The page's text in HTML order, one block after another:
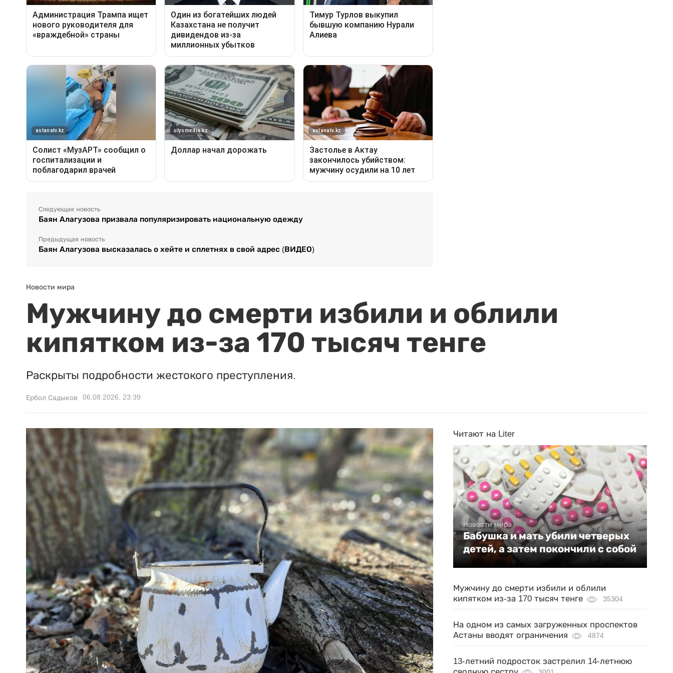
Следующая новость
Баян Алагузова призвала популяризировать национальную одежду
Предыдущая новость
Баян Алагузова высказалась о хейте и сплетнях в свой адрес (ВИДЕО)
Новости мира
Мужчину до смерти избили и облили
кипятком из-за 170 тысяч тенге
Раскрыты подробности жестокого преступления.
Ербол Садыков 06.08.2026, 23:39
Читают на Liter
Новости мира
Бабушка и мать убили четверых
детей, а затем покончили с собой
Мужчину до смерти избили и облили
кипятком из-за 170 тысяч тенге
35304
На одном из самых загруженных проспектов
Астаны вводят ограничения
4874
13-летний подросток застрелил 14-летнюю